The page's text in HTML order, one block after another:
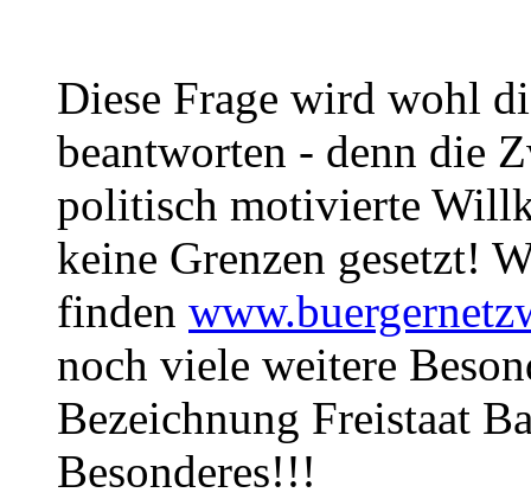
Diese Frage wird wohl
beantworten - denn die
politisch motivierte
keine Grenzen gesetzt!
finden
noch viele weitere
Bezeichnung Freistaat
Besonderes!!!